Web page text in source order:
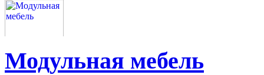
Модульная мебель